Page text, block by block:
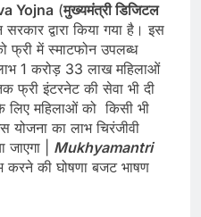
Yojna (मुख्यमंत्री डिजिटल
द्वारा किया गया है। इस
फ्री में स्माटफोन उपलब्ध
1 करोड़ 33 लाख महिलाओं
फ्री इंटरनेट की सेवा भी दी
लिए महिलाओं को किसी भी
योजना का लाभ चिरंजीवी
जाएगा | Mukhyamantri
करने की घोषणा बजट भाषण